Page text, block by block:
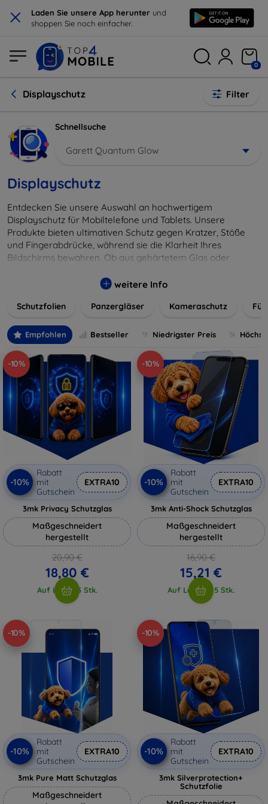
× Laden Sie unsere App herunter und
shoppen Sie noch einfacher.
0
Displayschutz Filter
Schnellsuche
Garett Quantum Glow
Displayschutz
Entdecken Sie unsere Auswahl an hochwertigem
Displayschutz für Mobiltelefone und Tablets. Unsere
Produkte bieten ultimativen Schutz gegen Kratzer, Stöße
und Fingerabdrücke, während sie die Klarheit Ihres
Bildschirms bewahren. Ob aus gehärtetem Glas oder
installieren und passgenau für jedes Gerät, um eine
wertvolles Gerät mit unseren langlebigen und zuverlässigen
digitales Erlebnis.
weitere Info
Schutzfolien Panzergläser Kameraschutz
Empfohlen Bestseller Niedrigster Preis
-10%
-10%
Rabatt
mit
Gutschein
EXTRA10
3mk Privacy Schutzglas
Maßgeschneidert
hergestellt
20,90 €
18,80 €
Auf Lager 3 Stk.
-10%
-10%
Rabatt
mit
Gutschein
EXTRA10
3mk Anti-Shock Schutzglas
Maßgeschneidert
hergestellt
16,90 €
15,21 €
Auf Lager > 5 Stk.
-10%
-10%
Rabatt
mit
Gutschein
EXTRA10
3mk Pure Matt Schutzglas
Maßgeschneidert
-10%
-10%
Rabatt
mit
Gutschein
EXTRA10
3mk Silverprotection+
Schutzfolie